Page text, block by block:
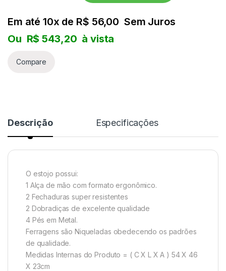
SOPRO
KORG
ROLAND
Em até 10x de R$ 56,00 Sem Juros
Ou R$ 543,20 à vista
Compare
Descrição Especificações
O estojo possui:
1 Alça de mão com formato ergonômico.
2 Fechaduras super resistentes
2 Dobradiças de excelente qualidade
4 Pés em Metal.
Ferragens são Niqueladas obedecendo os padrões
de qualidade.
Medidas Internas do Produto = ( C X L X A ) 54 X 46
X 23cm